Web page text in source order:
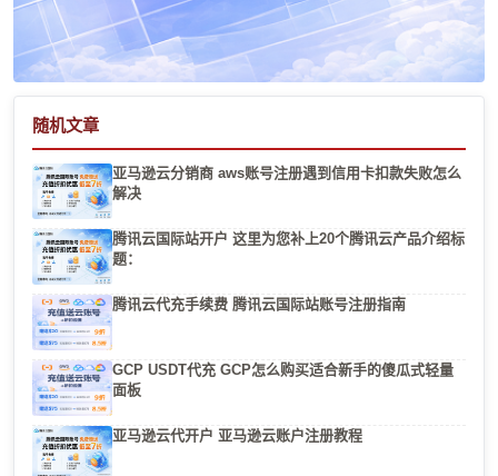
随机文章
亚马逊云分销商 aws账号注册遇到信用卡扣款失败怎么
解决
腾讯云国际站开户 这里为您补上20个腾讯云产品介绍标
题：
腾讯云代充手续费 腾讯云国际站账号注册指南
GCP USDT代充 GCP怎么购买适合新手的傻瓜式轻量
面板
亚马逊云代开户 亚马逊云账户注册教程